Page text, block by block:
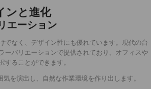
ンと進化
エーション
でなく、デザイン性にも優れています。現代の台
ーバリエーションで提供されており、オフィスや
することができます。
気を演出し、自然な作業環境を作り出します。